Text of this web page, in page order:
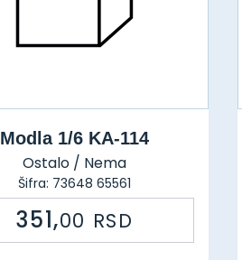
Modla 1/6 KA-114
Ostalo / Nema
Šifra: 73648 65561
351,00 RSD